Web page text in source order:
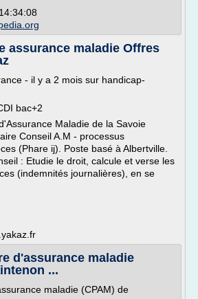
assurance maladie Offres
- il y a 2 mois sur handicap-
bac+2
Maladie de la Savoie
Conseil A.M - processus
(Phare ij). Poste basé à Albertville.
: Etudie le droit, calcule et verse les
(indemnités journalières), en se
d'assurance maladie
...
maladie (CPAM) de